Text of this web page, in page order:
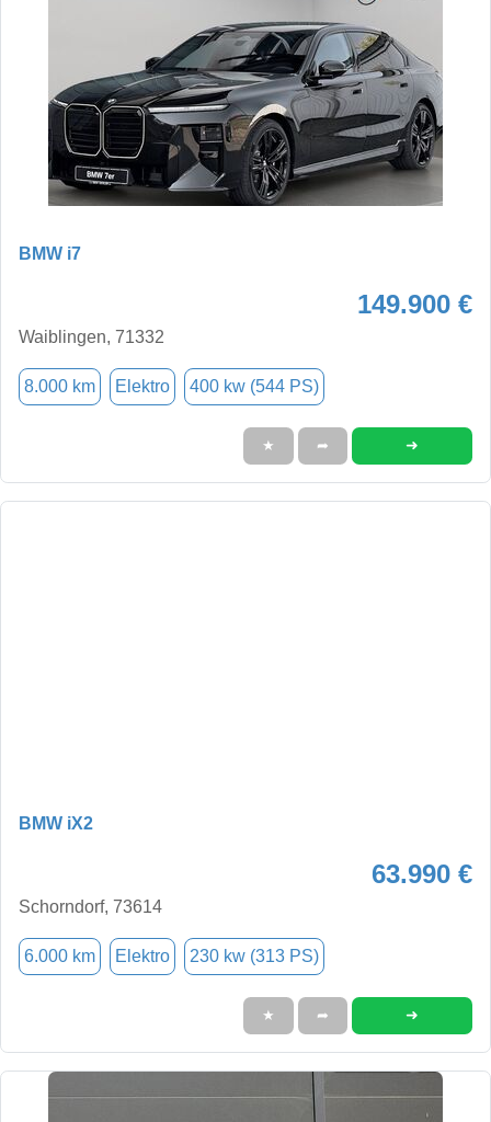
BMW i7
149.900 €
Waiblingen, 71332
8.000 km Elektro 400 kw (544 PS)
★ ➦ ➜
BMW iX2
63.990 €
Schorndorf, 73614
6.000 km Elektro 230 kw (313 PS)
★ ➦ ➜